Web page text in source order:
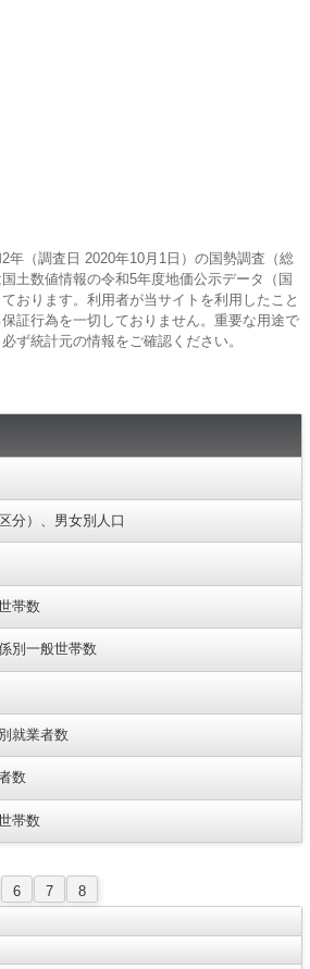
（調査日 2020年10月1日）の国勢調査（総
土数値情報の令和5年度地価公示データ（国
おります。利用者が当サイトを利用したこと
証行為を一切しておりません。重要な用途で
ず統計元の情報をご確認ください。
分）、男女別人口
帯数
別一般世帯数
就業者数
数
帯数
6 7
8